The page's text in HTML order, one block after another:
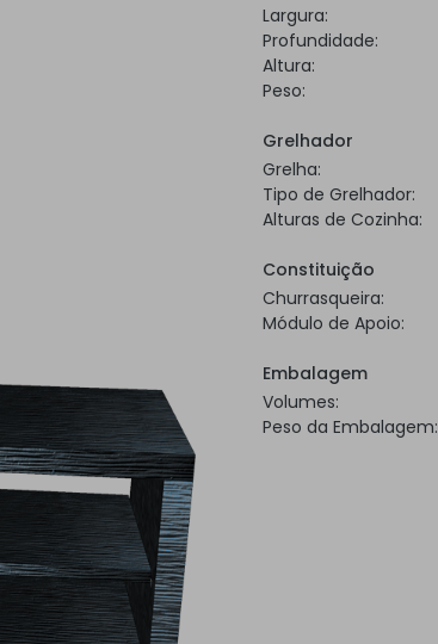
Largura:
Profundidade:
Altura:
Peso:
Grelhador
Grelha:
Tipo de Grelhador:
Alturas de Cozinha:
Constituição
Churrasqueira:
Módulo de Apoio:
Embalagem
Volumes:
Peso da Embalagem: